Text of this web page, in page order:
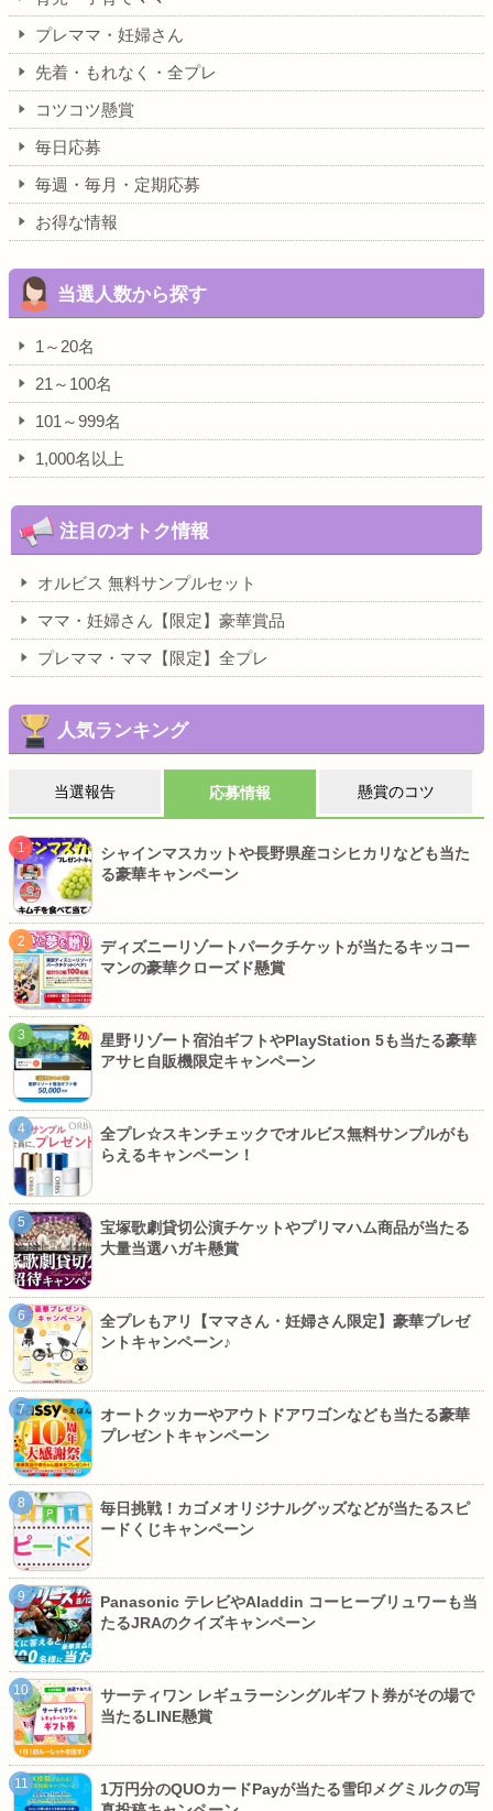
プレママ・妊婦さん
先着・もれなく・全プレ
コツコツ懸賞
毎日応募
毎週・毎月・定期応募
お得な情報
当選人数から探す
1～20名
21～100名
101～999名
1,000名以上
注目のオトク情報
オルビス 無料サンプルセット
ママ・妊婦さん【限定】豪華賞品
プレママ・ママ【限定】全プレ
人気ランキング
当選報告 応募情報 懸賞のコツ
シャインマスカットや長野県産コシヒカリなども当た
る豪華キャンペーン
ディズニーリゾートパークチケットが当たるキッコー
マンの豪華クローズド懸賞
星野リゾート宿泊ギフトやPlayStation 5も当たる豪華
アサヒ自販機限定キャンペーン
全プレ☆スキンチェックでオルビス無料サンプルがも
らえるキャンペーン！
宝塚歌劇貸切公演チケットやプリマハム商品が当たる
大量当選ハガキ懸賞
全プレもアリ【ママさん・妊婦さん限定】豪華プレゼ
ントキャンペーン♪
オートクッカーやアウトドアワゴンなども当たる豪華
プレゼントキャンペーン
毎日挑戦！カゴメオリジナルグッズなどが当たるスピ
ードくじキャンペーン
Panasonic テレビやAladdin コーヒーブリュワーも当
たるJRAのクイズキャンペーン
サーティワン レギュラーシングルギフト券がその場で
当たるLINE懸賞
1万円分のQUOカードPayが当たる雪印メグミルクの写